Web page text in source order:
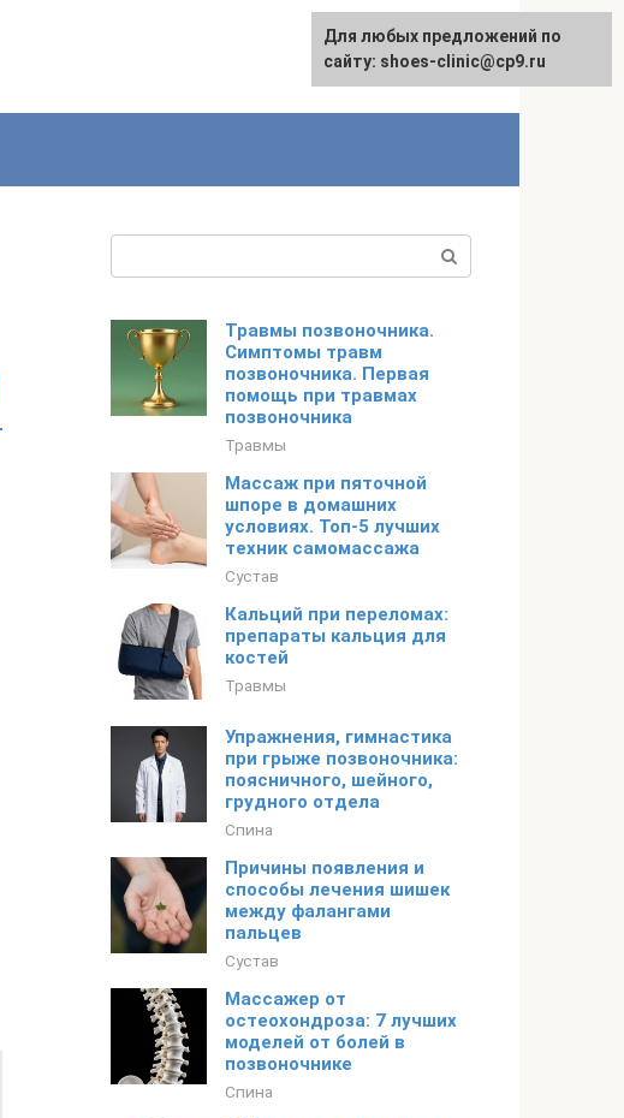
Травмы позвоночника.
Симптомы травм
позвоночника. Первая
помощь при травмах
позвоночника
Травмы
Массаж при пяточной
шпоре в домашних
условиях. Топ-5 лучших
техник самомассажа
Сустав
Кальций при переломах:
препараты кальция для
костей
Травмы
Упражнения, гимнастика
при грыже позвоночника:
поясничного, шейного,
грудного отдела
Спина
Причины появления и
способы лечения шишек
между фалангами
пальцев
Сустав
Массажер от
остеохондроза: 7 лучших
моделей от болей в
позвоночнике
Спина
Для любых предложений по
сайту: shoes-clinic@cp9.ru